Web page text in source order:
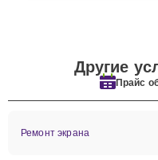
Другие
Прайс
Ремонт экрана